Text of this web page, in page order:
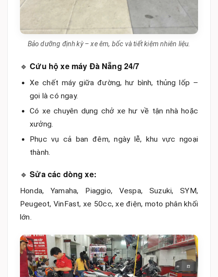
Bảo dưỡng định kỳ – xe êm, bốc và tiết kiệm nhiên liệu.
🔹Cứu hộ xe máy Đà Nẵng 24/7
Xe chết máy giữa đường, hư bình, thủng lốp –
gọi là có ngay.
Có xe chuyên dụng chở xe hư về tận nhà hoặc
xưởng.
Phục vụ cả ban đêm, ngày lễ, khu vực ngoại
thành.
🔹Sửa các dòng xe:
Honda, Yamaha, Piaggio, Vespa, Suzuki, SYM,
Peugeot, VinFast, xe 50cc, xe điện, moto phân khối
lớn.